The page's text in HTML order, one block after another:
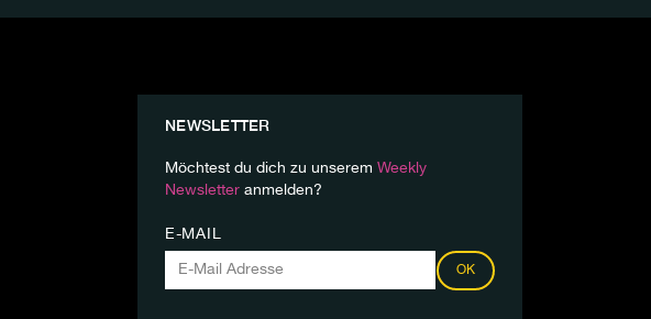
NEWSLETTER
Möchtest du dich zu unserem Weekly
Newsletter anmelden?
E-MAIL
OK